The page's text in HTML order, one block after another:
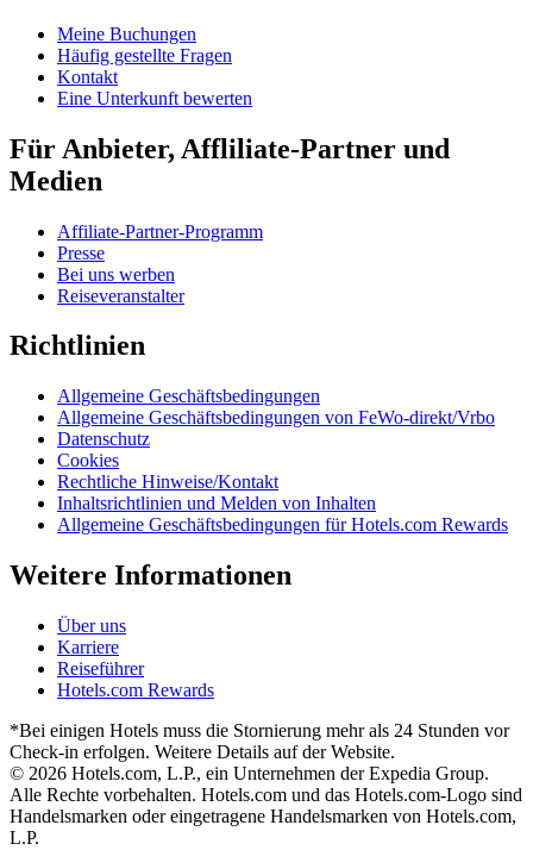
Meine Buchungen
Häufig gestellte Fragen
Kontakt
Eine Unterkunft bewerten
Für Anbieter, Affliliate-Partner und
Medien
Affiliate-Partner-Programm
Presse
Bei uns werben
Reiseveranstalter
Richtlinien
Allgemeine Geschäftsbedingungen
Allgemeine Geschäftsbedingungen von FeWo-direkt/Vrbo
Datenschutz
Cookies
Rechtliche Hinweise/Kontakt
Inhaltsrichtlinien und Melden von Inhalten
Allgemeine Geschäftsbedingungen für Hotels.com Rewards
Weitere Informationen
Über uns
Karriere
Reiseführer
Hotels.com Rewards
*Bei einigen Hotels muss die Stornierung mehr als 24 Stunden vor
Check-in erfolgen. Weitere Details auf der Website.
© 2026 Hotels.com, L.P., ein Unternehmen der Expedia Group.
Alle Rechte vorbehalten. Hotels.com und das Hotels.com-Logo sind
Handelsmarken oder eingetragene Handelsmarken von Hotels.com,
L.P.